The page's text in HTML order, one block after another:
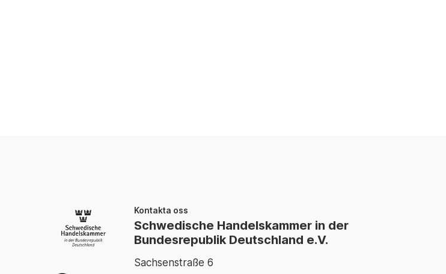
Kontakta oss
Schwedische Handelskammer in der
Bundesrepublik Deutschland e.V.
Sachsenstraße 6